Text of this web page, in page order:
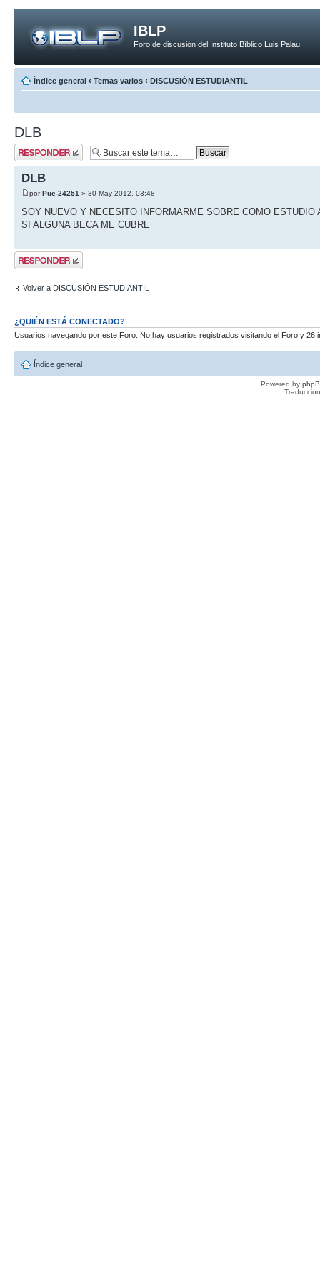
IBLP
Foro de discusión del Instituto Bíblico Luis Palau
Índice general ‹ Temas varios ‹ DISCUSIÓN ESTUDIANTIL
DLB
Publicar una
respuesta
DLB
porPue-24251 » 30 May 2012, 03:48
SOY NUEVO Y NECESITO INFORMARME SOBRE COMO
SI ALGUNA BECA ME CUBRE
Publicar una
respuesta
Volver a DISCUSIÓN ESTUDIANTIL
¿QUIÉN ESTÁ CONECTADO?
Usuarios navegando por este Foro: No hay usuarios registrados visitando el Foro y 26
Índice general
Powered by